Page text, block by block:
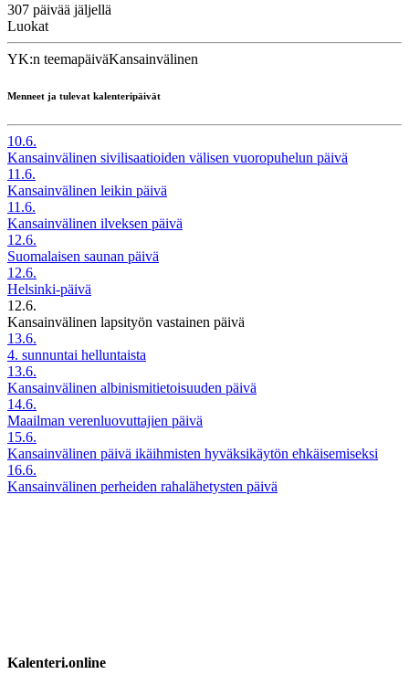
307 päivää jäljellä
Luokat
YK:n teemapäiväKansainvälinen
Menneet ja tulevat kalenteripäivät
10.6.
Kansainvälinen sivilisaatioiden välisen vuoropuhelun päivä
11.6.
Kansainvälinen leikin päivä
11.6.
Kansainvälinen ilveksen päivä
12.6.
Suomalaisen saunan päivä
12.6.
Helsinki-päivä
12.6.
Kansainvälinen lapsityön vastainen päivä
13.6.
4. sunnuntai helluntaista
13.6.
Kansainvälinen albinismitietoisuuden päivä
14.6.
Maailman verenluovuttajien päivä
15.6.
Kansainvälinen päivä ikäihmisten hyväksikäytön ehkäisemiseksi
16.6.
Kansainvälinen perheiden rahalähetysten päivä
Kalenteri.online